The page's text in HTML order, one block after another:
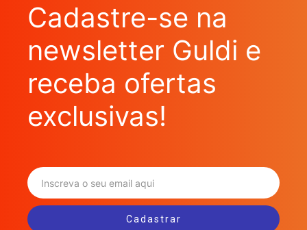
Cadastre-se na
newsletter Guldi e
receba ofertas
exclusivas!